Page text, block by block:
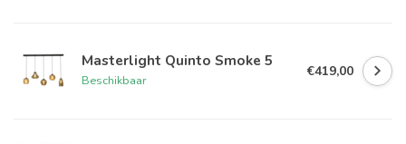
Masterlight Quinto Smoke 5
Beschikbaar
€419,00